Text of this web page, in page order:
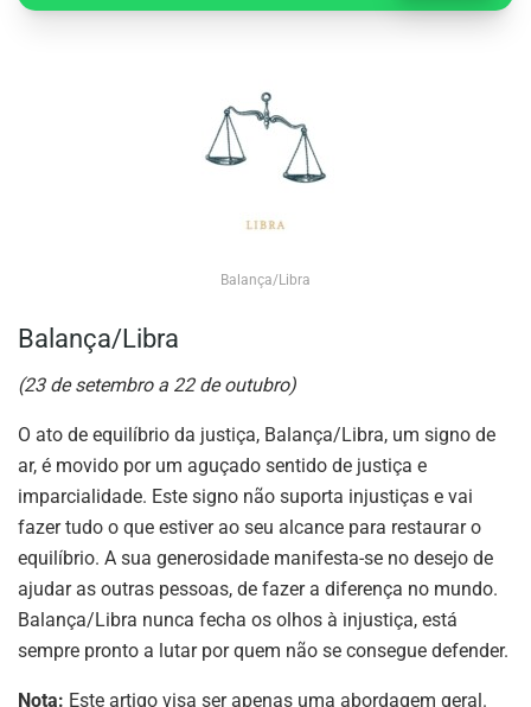
Balança/Libra
Balança/Libra
(23 de setembro a 22 de outubro)
O ato de equilíbrio da justiça, Balança/Libra, um signo de
ar, é movido por um aguçado sentido de justiça e
imparcialidade. Este signo não suporta injustiças e vai
fazer tudo o que estiver ao seu alcance para restaurar o
equilíbrio. A sua generosidade manifesta-se no desejo de
ajudar as outras pessoas, de fazer a diferença no mundo.
Balança/Libra nunca fecha os olhos à injustiça, está
sempre pronto a lutar por quem não se consegue defender.
Nota: Este artigo visa ser apenas uma abordagem geral.